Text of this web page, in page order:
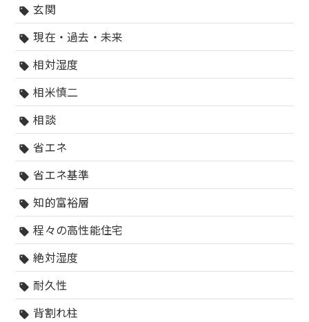
sell 玄関
sell 現在・過去・未来
sell 相対湿度
sell 相米慎二
sell 相談
sell 省エネ
sell 省エネ基準
sell 知的富裕層
sell 程々の高性能住宅
sell 絶対湿度
sell 耐久性
sell 背割れ柱